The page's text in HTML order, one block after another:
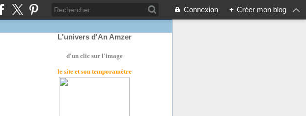
Connexion + Créer mon blog
L'univers d'An Amzer
d'un clic sur l'image
le site et son temporamètre